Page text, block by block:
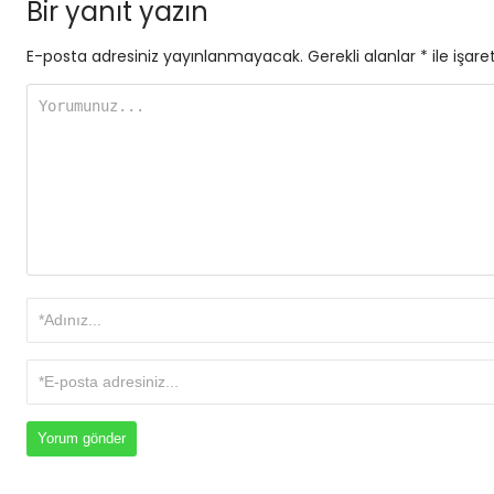
Bir yanıt yazın
E-posta adresiniz yayınlanmayacak. Gerekli alanlar * ile